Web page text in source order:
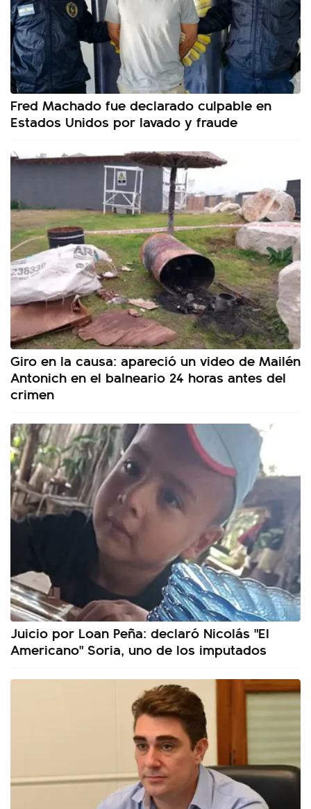
Fred Machado fue declarado culpable en
Estados Unidos por lavado y fraude
Giro en la causa: apareció un video de Mailén
Antonich en el balneario 24 horas antes del
crimen
Juicio por Loan Peña: declaró Nicolás "El
Americano" Soria, uno de los imputados